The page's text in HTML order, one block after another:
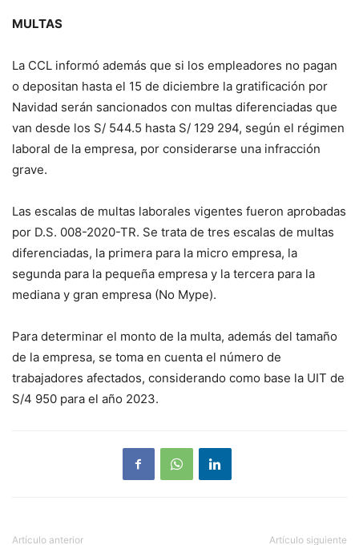
MULTAS
La CCL informó además que si los empleadores no pagan
o depositan hasta el 15 de diciembre la gratificación por
Navidad serán sancionados con multas diferenciadas que
van desde los S/ 544.5 hasta S/ 129 294, según el régimen
laboral de la empresa, por considerarse una infracción
grave.
Las escalas de multas laborales vigentes fueron aprobadas
por D.S. 008-2020-TR. Se trata de tres escalas de multas
diferenciadas, la primera para la micro empresa, la
segunda para la pequeña empresa y la tercera para la
mediana y gran empresa (No Mype).
Para determinar el monto de la multa, además del tamaño
de la empresa, se toma en cuenta el número de
trabajadores afectados, considerando como base la UIT de
S/4 950 para el año 2023.
Artículo anterior Artículo siguiente